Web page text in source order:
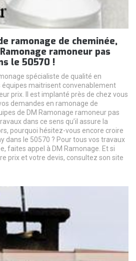
ramonage de cheminée,
ramoneur pas
le 50570 !
spécialiste de qualité en
équipes maitrisent convenablement
prix. Il est implanté près de chez vous
demandes en ramonage de
de DM Ramonage ramoneur pas
dans ce sens qu’il assure la
pourquoi hésitez-vous encore croire
dans le 50570 ? Pour tous vos travaux
faites appel à DM Ramonage. Et si
prix et votre devis, consultez son site